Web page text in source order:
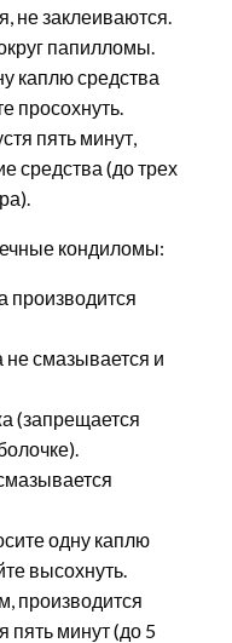
не заклеиваются.
папилломы.
каплю средства
просохнуть.
пять минут,
средства (до трех
кондиломы:
производится
смазывается и
(запрещается
одну каплю
высохнуть.
производится
пять минут (до 5